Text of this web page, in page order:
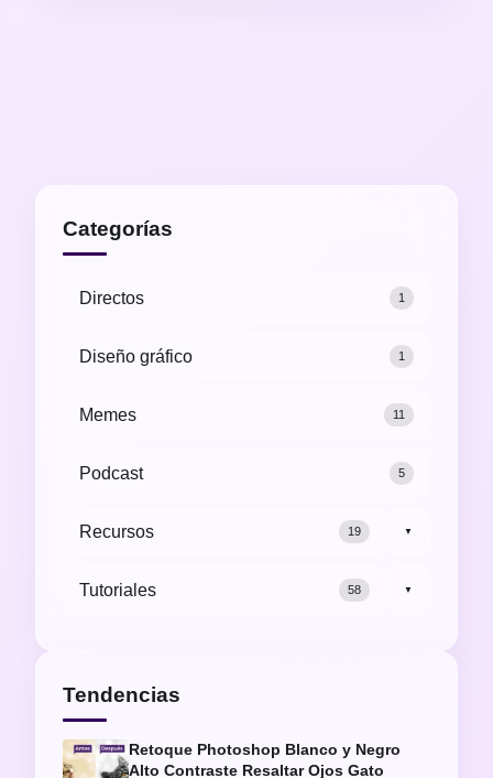
Categorías
Directos 1
Diseño gráfico 1
Memes 11
Podcast 5
Recursos 19 ▼
Tutoriales 58 ▼
Tendencias
Retoque Photoshop Blanco y Negro
Alto Contraste Resaltar Ojos Gato